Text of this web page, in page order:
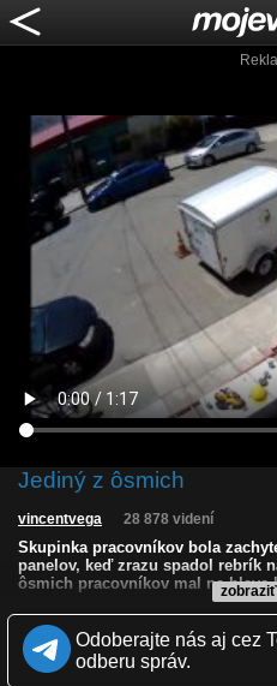
Jediný z ôsmich
vincentvega 28 878 videní
Skupinka pracovníkov bola
panelov, keď zrazu spadol rebrík
ôsmich pracovníkov mal na hlave
Kvalita:
Zverejnené: 17.8.2013 9:50
Páči sa: 93% (45 hlasov)
Odoberajte nás aj cez
odberu správ.